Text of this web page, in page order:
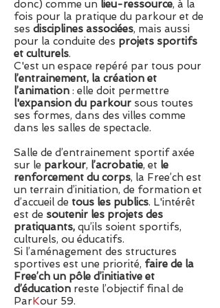
donc) comme un lieu-ressource, à la
fois pour la pratique du parkour et de
ses disciplines associées, mais aussi
pour la conduite des projets sportifs
et culturels.
C'est un espace repéré par tous pour
l’entrainement, la création et
l’animation : elle doit permettre
l'expansion du parkour sous toutes
ses formes, dans des villes comme
dans les salles de spectacle.
Salle de d’entrainement sportif axée
sur le parkour, l’acrobatie, et le
renforcement du corps, la Free’ch est
un terrain d’initiation, de formation et
d’accueil de tous les publics. L'intérêt
est de soutenir les projets des
pratiquants, qu’ils soient sportifs,
culturels, ou éducatifs.
Si l’aménagement des structures
sportives est une priorité, faire de la
Free’ch un pôle d’initiative et
d’éducation reste l’objectif final de
ParKour 59.